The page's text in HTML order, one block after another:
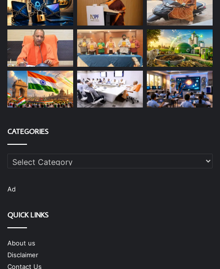
CATEGORIES
Categories
Ad
QUICK LINKS
About us
Disclaimer
Contact Us